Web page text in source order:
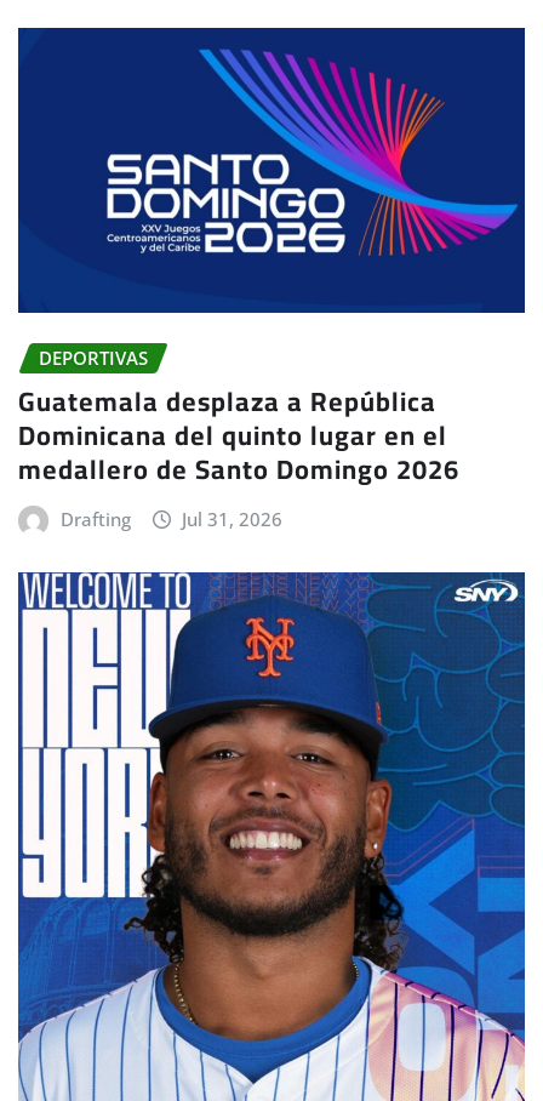
DEPORTIVAS
Guatemala desplaza a República
Dominicana del quinto lugar en el
medallero de Santo Domingo 2026
Drafting Jul 31, 2026